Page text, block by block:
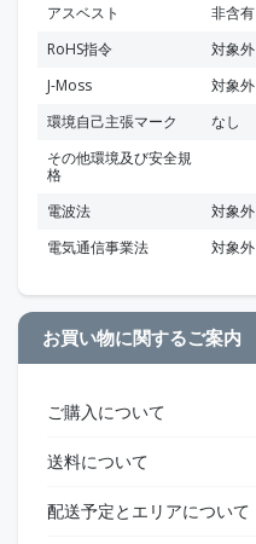
アスベスト
非含有
RoHS指令
対象外
J-Moss
対象外
環境自己主張マーク
なし
その他環境及び安全規
格
電波法
対象外
電気通信事業法
対象外
お買い物に関するご案内
ご購入について
送料について
配送予定とエリアについて